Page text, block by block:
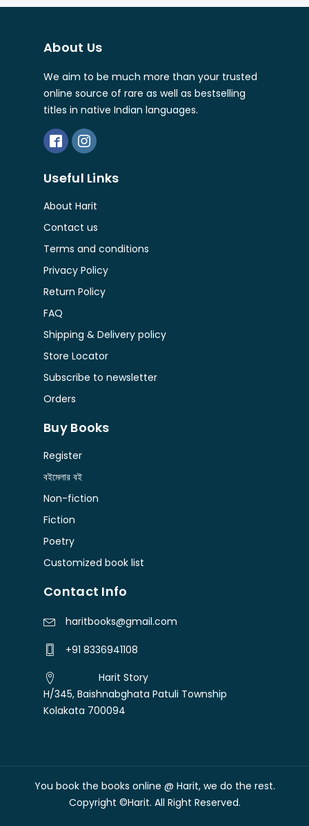
About Us
We aim to be much more than your trusted
online source of rare as well as bestselling
titles in native Indian languages.
Useful Links
About Harit
Contact us
Terms and conditions
Privacy Policy
Return Policy
FAQ
Shipping & Delivery policy
Store Locator
Subscribe to newsletter
Orders
Buy Books
Register
বইমেলার বই
Non-fiction
Fiction
Poetry
Customized book list
Contact Info
haritbooks@gmail.com
+91 8336941108
Harit Story
H/345, Baishnabghata Patuli Township
Kolakata 700094
You book the books online @ Harit, we do the rest.
Copyright ©Harit. All Right Reserved.
Free shipping over Rs. 300Dismiss